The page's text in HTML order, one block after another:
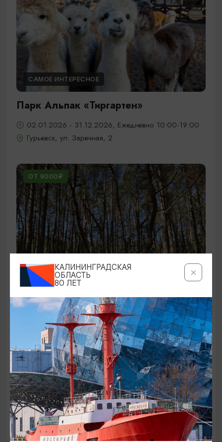
САМОЕ ИНТЕРЕСНОЕ
Парк Альпак «Тиргартен»
02.01.2026 - 31.12.2026, Ежедневно 10:00-19:00
Гурьевск, ул. Заречная, 2
ОТ 9000₽
ЭКСКУРСИИ УЧРЕЖДЕНИЙ КУЛЬТУРЫ
Аудиоспектакль «Истории Куршской
косы»
01.02.2026 - 31.12.2026, 13:00
Куршская коса
ОТ 2500₽
КАЛИНИНГРАДСКАЯ
ОБЛАСТЬ
80 ЛЕТ